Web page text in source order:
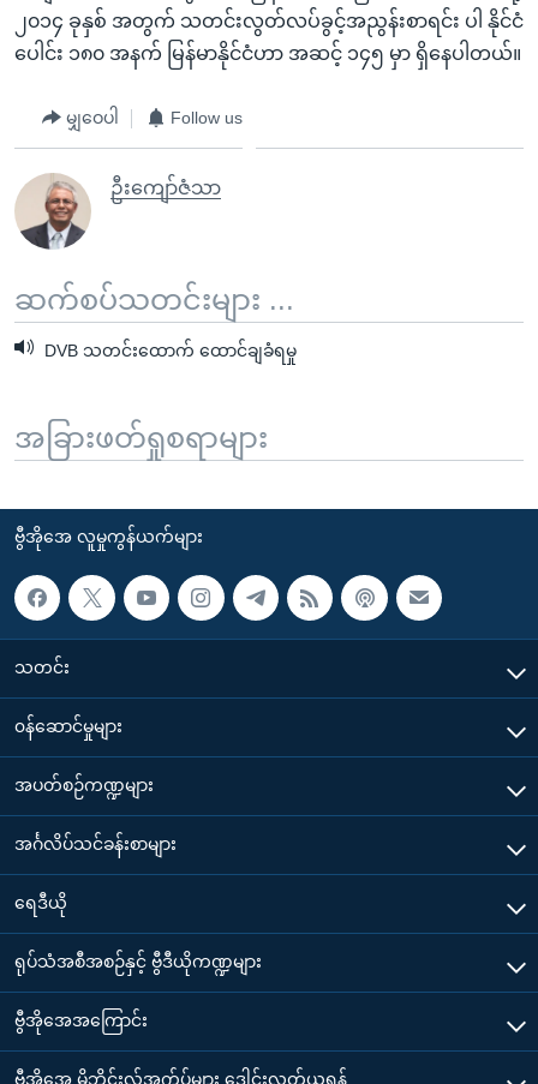
၂၀၁၄ ခုနှစ် အတွက် သတင်းလွတ်လပ်ခွင့်အညွန်းစာရင်း ပါ နိုင်ငံ
ပေါင်း ၁၈၀ အနက် မြန်မာနိုင်ငံဟာ အဆင့် ၁၄၅ မှာ ရှိနေပါတယ်။
မျှဝေပါ Follow us
ဦးကျော်ဇံသာ
ဆက်စပ်သတင်းများ ...
DVB သတင်းထောက် ထောင်ချခံရမှု
အခြားဖတ်ရှုစရာများ
ဗွီအိုအေ လူမှုကွန်ယက်များ
သတင်း
၀န်ဆောင်မှုများ
အပတ်စဉ်ကဏ္ဍများ
အင်္ဂလိပ်သင်ခန်းစာများ
ရေဒီယို
ရုပ်သံအစီအစဉ်နှင့် ဗွီဒီယိုကဏ္ဍများ
ဗွီအိုအေအကြောင်း
ဗွီအိုအေ မိုဘိုင်းလ်အက်ပ်များ ဒေါင်းလုတ်ယူရန်